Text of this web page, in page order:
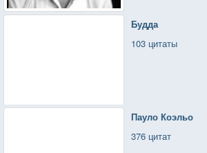
Будда
103 цитаты
Пауло Коэльо
376 цитат